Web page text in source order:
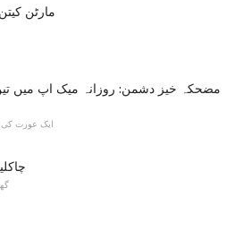
مارٹن
مضحکہ خیز دشمن: روزانہ میک اپ میں
ایک عورت